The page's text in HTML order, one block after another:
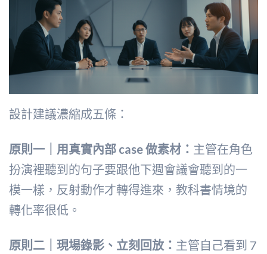
設計建議濃縮成五條：
原則一｜用真實內部 case 做素材： 主管在角色
扮演裡聽到的句子要跟他下週會議會聽到的一
模一樣，反射動作才轉得進來，教科書情境的
轉化率很低。
原則二｜現場錄影、立刻回放： 主管自己看到 7